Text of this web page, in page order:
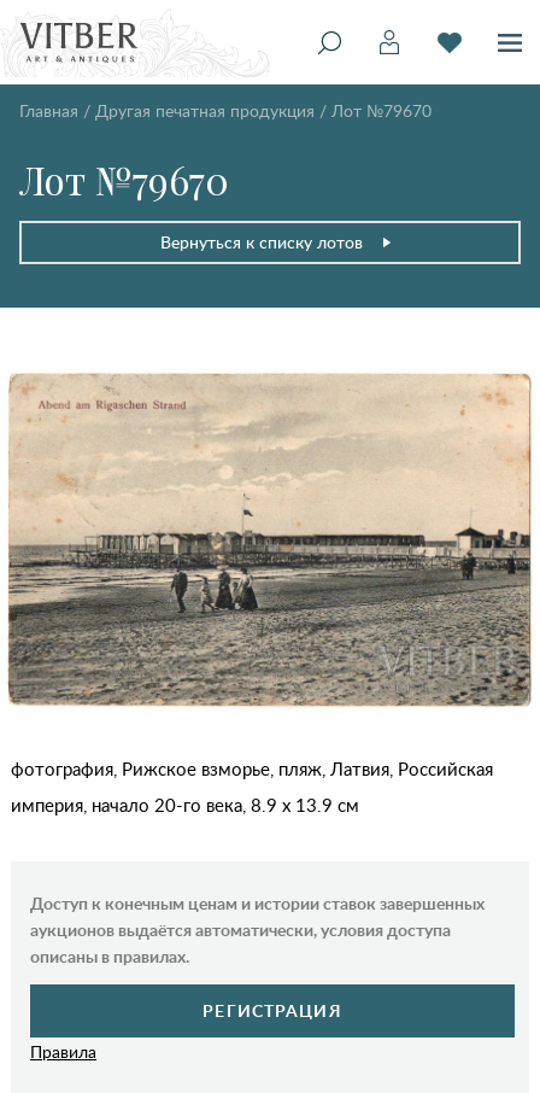
Главная / Другая печатная продукция / Лот №79670
Лот №79670
Вернуться к списку лотов
фотография, Рижское взморье, пляж, Латвия, Российская
империя, начало 20-го века, 8.9 x 13.9 см
Доступ к конечным ценам и истории ставок завершенных
аукционов выдаётся автоматически, условия доступа
описаны в правилах.
РЕГИСТРАЦИЯ
Правила